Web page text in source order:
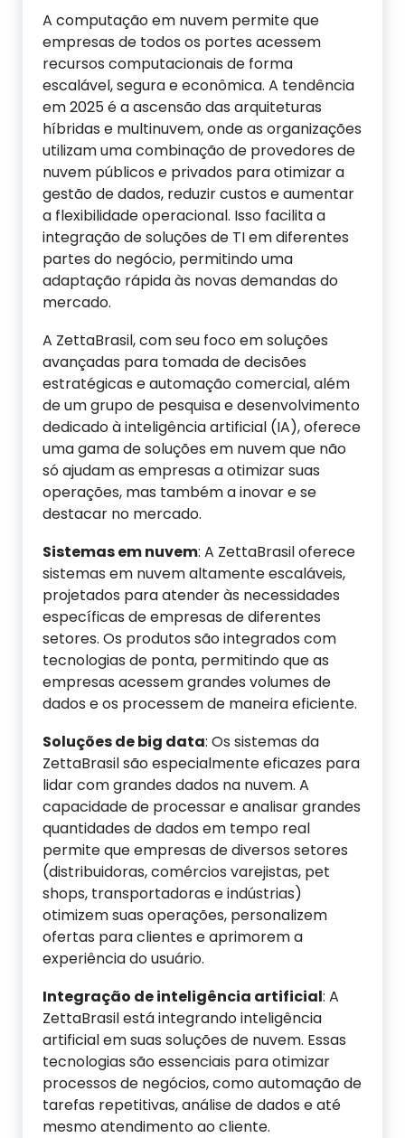
A computação em nuvem permite que
empresas de todos os portes acessem
recursos computacionais de forma
escalável, segura e econômica. A tendência
em 2025 é a ascensão das arquiteturas
híbridas e multinuvem, onde as organizações
utilizam uma combinação de provedores de
nuvem públicos e privados para otimizar a
gestão de dados, reduzir custos e aumentar
a flexibilidade operacional. Isso facilita a
integração de soluções de TI em diferentes
partes do negócio, permitindo uma
adaptação rápida às novas demandas do
mercado.
A ZettaBrasil, com seu foco em soluções
avançadas para tomada de decisões
estratégicas e automação comercial, além
de um grupo de pesquisa e desenvolvimento
dedicado à inteligência artificial (IA), oferece
uma gama de soluções em nuvem que não
só ajudam as empresas a otimizar suas
operações, mas também a inovar e se
destacar no mercado.
Sistemas emnuvem: A ZettaBrasil oferece
sistemas em nuvem altamente escaláveis,
projetados para atender às necessidades
específicas de empresas de diferentes
setores. Os produtos são integrados com
tecnologias de ponta, permitindo que as
empresas acessem grandes volumes de
dados e os processem de maneira eficiente.
Soluções debig data: Os sistemas da
ZettaBrasil são especialmente eficazes para
lidar com grandes dados na nuvem. A
capacidade de processar e analisar grandes
quantidades de dados em tempo real
permite que empresas de diversos setores
(distribuidoras, comércios varejistas, pet
shops, transportadoras e indústrias)
otimizem suas operações, personalizem
ofertas para clientes e aprimorem a
experiência do usuário.
Integração deinteligência artificial: A
ZettaBrasil está integrando inteligência
artificial em suas soluções de nuvem. Essas
tecnologias são essenciais para otimizar
processos de negócios, como automação de
tarefas repetitivas, análise de dados e até
mesmo atendimento ao cliente.